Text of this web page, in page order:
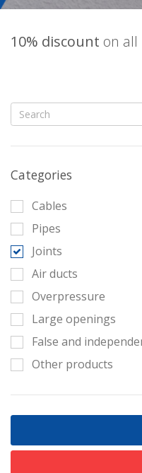
10% discount on all
Categories
Cables
Pipes
Joints
Air ducts
Overpressure
Large openings
False and
Other products